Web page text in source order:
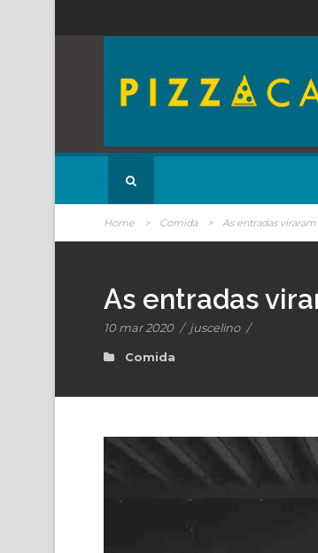
Home > Comida > As entradas
As entradas
10 mar 2020 / juscelino /
Comida